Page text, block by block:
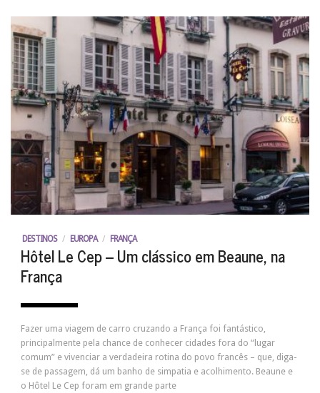
DESTINOS / EUROPA / FRANÇA
Hôtel Le Cep – Um clássico em Beaune, na
França
Fazer uma viagem de carro cruzando a França foi fantástico,
principalmente pela chance de conhecer cidades fora do “lugar
comum” e vivenciar a verdadeira rotina do povo francês – que, diga-
se de passagem, dá um banho de simpatia e acolhimento. Beaune e
o Hôtel Le Cep foram em grande parte